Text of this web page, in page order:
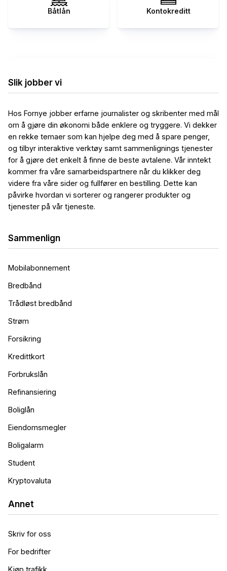
Båtlån Kontokreditt
Slik jobber vi
Hos Fornye jobber erfarne journalister og skribenter med mål
om å gjøre din økonomi både enklere og tryggere. Vi dekker
en rekke temaer som kan hjelpe deg med å spare penger,
og tilbyr interaktive verktøy samt sammenlignings tjenester
for å gjøre det enkelt å finne de beste avtalene. Vår inntekt
kommer fra våre samarbeidspartnere når du klikker deg
videre fra våre sider og fullfører en bestilling. Dette kan
påvirke hvordan vi sorterer og rangerer produkter og
tjenester på vår tjeneste.
Sammenlign
Mobilabonnement
Bredbånd
Trådløst bredbånd
Strøm
Forsikring
Kredittkort
Forbrukslån
Refinansiering
Boliglån
Eiendomsmegler
Boligalarm
Student
Kryptovaluta
Annet
Skriv for oss
For bedrifter